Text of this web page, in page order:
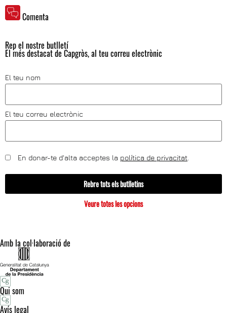
Comenta
Rep el nostre butlletí
El més destacat de Capgròs, al teu correu electrònic
El teu nom
El teu correu electrònic
En donar-te d'alta acceptes la política de privacitat
Rebre tots els butlletins
Veure totes les opcions
Amb la col·laboració de
Qui som
Avís legal